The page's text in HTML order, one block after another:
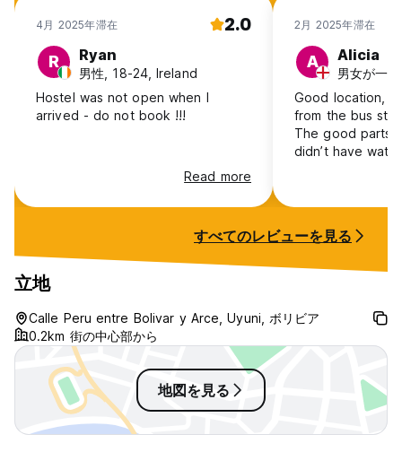
4月 2025年滞在 2.0
R Ryan
男性, 18-24, Ireland
Hostel was not open when I
arrived - do not book !!!
Read more
2月 2025年滞在
A Alicia
Good location,
from the bus
The good parts
didn’t have
owners didn’t
what looked like
すべてのレビューを見る
立地
Calle Peru entre Bolivar y Arce, Uyuni, ボリビア
0.2km 街の中心部から
地図を見る